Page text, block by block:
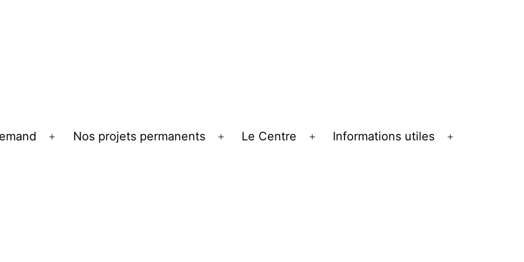
Ouvrir
Nos projets permanents
Ouvrir
Le Centre
Ouvrir
Informations utiles